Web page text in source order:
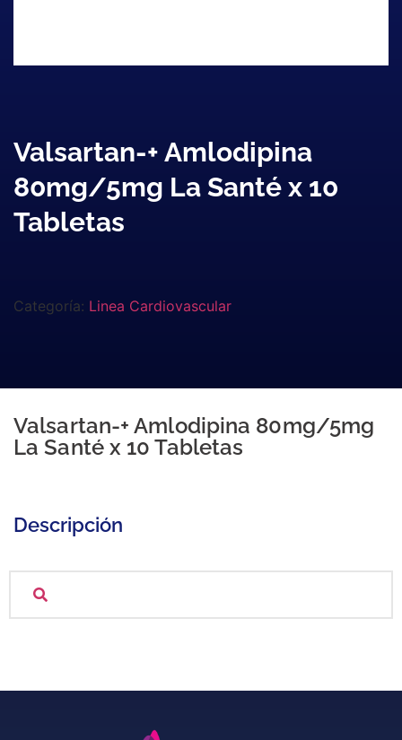
Valsartan-+ Amlodipina
80mg/5mg La Santé x 10
Tabletas
Categoría: Linea Cardiovascular
Valsartan-+ Amlodipina 80mg/5mg
La Santé x 10 Tabletas
Descripción